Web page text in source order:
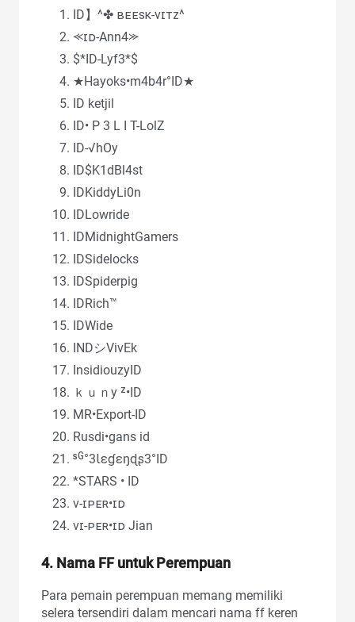
ID】^✤ ʙᴇᴇꜱᴋ-ᴠɪᴛᴢ^
⪻ɪᴅ-Ann4⪼
$*ID-Lyf3*$
★Hayoks•m4b4r°ID★
ID ketjil
ID• P 3 L I T-LolZ
ID-√hOy
ID$K1dBl4st
IDKiddyLi0n
IDLowride
IDMidnightGamers
IDSidelocks
IDSpiderpig
IDRich™
IDWide
INDシVivEk
InsidiouzyID
ｋｕｎy ᶻ•ID
MR•Export-ID
Rusdi•gans id
ˢᴳ°3Ɩɛɠɛŋɖʂ3°ID
*STARS • ID
ᴠ-ɪᴘᴇʀ•ɪᴅ
ᴠɪ-ᴘᴇʀ•ɪᴅ Jian
4. Nama FF untuk Perempuan
Para pemain perempuan memang memiliki
selera tersendiri dalam mencari nama ff keren